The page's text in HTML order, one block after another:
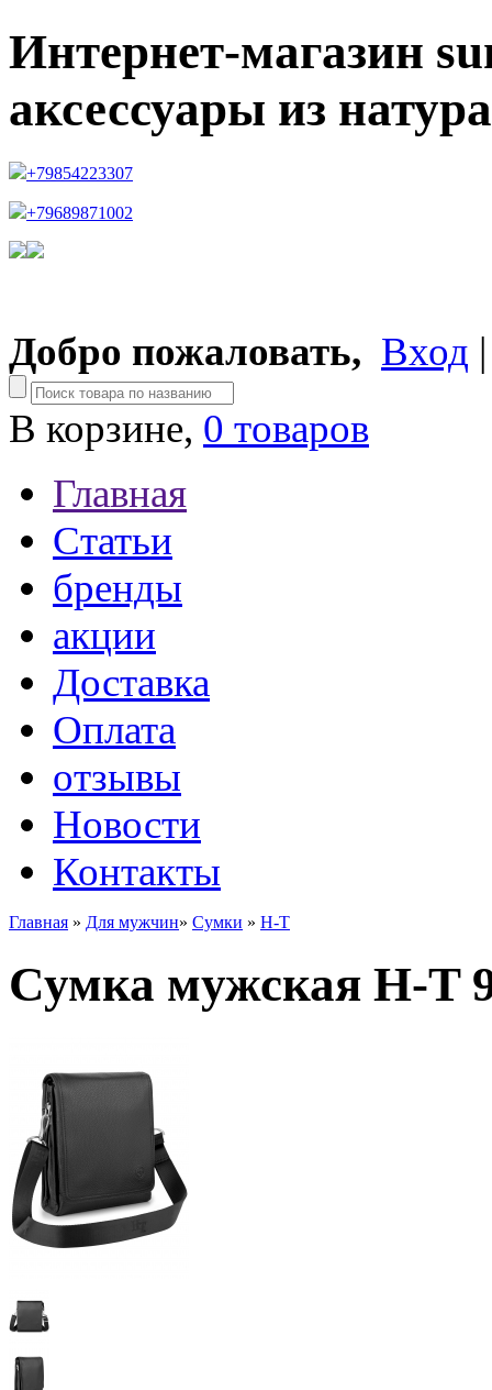
Интернет-магазин
аксессуары из
+79854223307
+79689871002
Добро пожаловать, Вход
В корзине, 0 товаров
Главная
Статьи
бренды
акции
Доставка
Оплата
отзывы
Новости
Контакты
Главная » Для мужчин» Сумки » H-T
Сумка мужская H-T